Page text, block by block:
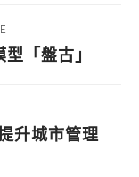
「盤古」
升城市管理